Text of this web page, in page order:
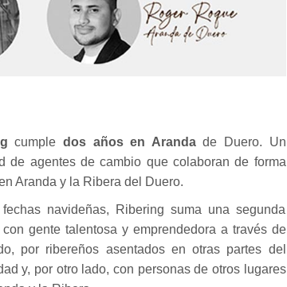
cumpledos años en Arandade Duero. Un
de agentes de cambio que colaboran de forma
Aranda y la Ribera del Duero.
navideñas, Ribering suma una segunda
gente talentosa y emprendedora a través de
por ribereños asentados en otras partes del
y, por otro lado, con personas de otros lugares